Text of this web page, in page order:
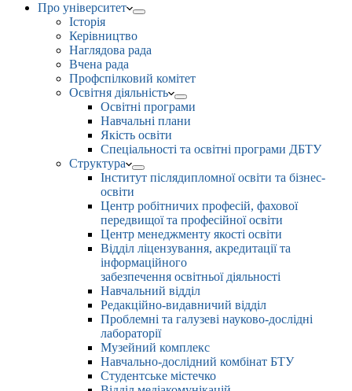
Про університет
Історія
Керівництво
Наглядова рада
Вчена рада
Профспілковий комітет
Освітня діяльність
Освітні програми
Навчальні плани
Якість освіти
Спеціальності та освітні програми ДБТУ
Структура
Інститут післядипломної освіти та бізнес-
освіти
Центр робітничих професій, фахової
передвищої та професійної освіти
Центр менеджменту якості освіти
Відділ ліцензування, акредитації та
інформаційного
забезпечення освітньої діяльності
Навчальний відділ
Редакційно-видавничий відділ
Проблемні та галузеві науково-дослідні
лабораторії
Музейний комплекс
Навчально-дослідний комбінат БТУ
Студентське містечко